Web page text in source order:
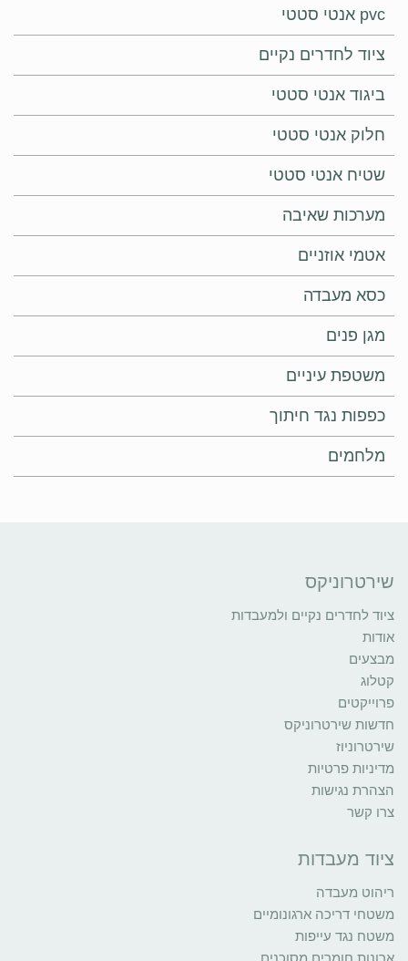
pvc אנטי סטטי
ציוד לחדרים נקיים
ביגוד אנטי סטטי
חלוק אנטי סטטי
שטיח אנטי סטטי
מערכות שאיבה
אטמי אוזניים
כסא מעבדה
מגן פנים
משטפת עיניים
כפפות נגד חיתוך
מלחמים
שירטרוניקס
ציוד לחדרים נקיים ולמעבדות
אודות
מבצעים
קטלוג
פרוייקטים
חדשות שירטרוניקס
שירטרוניוז
מדיניות פרטיות
הצהרת נגישות
צרו קשר
ציוד מעבדות
ריהוט מעבדה
משטחי דריכה ארגונומיים
משטח נגד עייפות